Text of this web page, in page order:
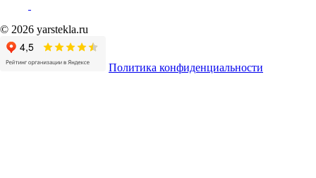
© 2026 yarstekla.ru
Политика конфиденциальности